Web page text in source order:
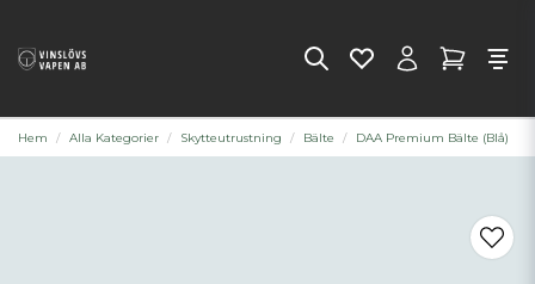
Hem Alla Kategorier Skytteutrustning Bälte DAA Premium Bälte (Blå)